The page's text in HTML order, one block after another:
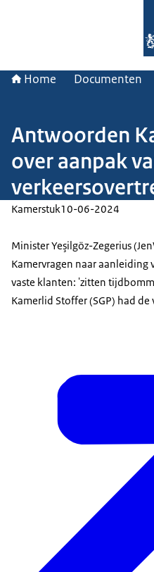
Home Documenten
Antwoorden
over aanpak
Kamerstuk10-06-2024
Minister Yeşilgöz-Zegerius
Kamervragen naar aanleiding
vaste klanten: 'zitten
Kamerlid Stoffer (SGP) had de